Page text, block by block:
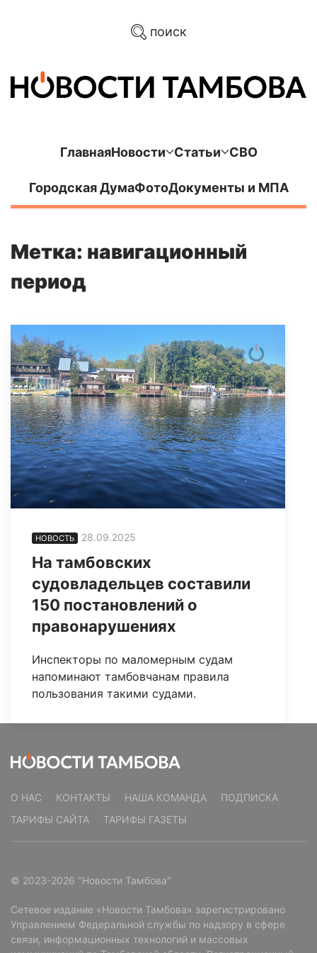
поиск
ГлавнаяНовости Статьи СВО
Городская ДумаФотоДокументы и МПА
Метка: навигационный
период
НОВОСТЬ 28.09.2025
На тамбовских
судовладельцев составили
150 постановлений о
правонарушениях
Инспекторы по маломерным судам
напоминают тамбовчанам правила
пользования такими судами.
О НАС КОНТАКТЫ НАША КОМАНДА
ПОДПИСКА
ТАРИФЫ САЙТА
ТАРИФЫ ГАЗЕТЫ
© 2023-2026 "Новости Тамбова"
Сетевое издание «Новости Тамбова» зарегистрировано
Управлением Федеральной службы по надзору в сфере
связи, информационных технологий и массовых